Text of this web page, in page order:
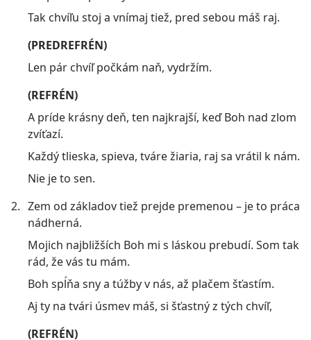
Tak chvíľu stoj a vnímaj tiež, pred sebou máš raj.
(PREDREFRÉN)
Len pár chvíľ počkám naň, vydržím.
(REFRÉN)
A príde krásny deň, ten najkrajší, keď Boh nad zlom
zvíťazí.
Každý tlieska, spieva, tváre žiaria, raj sa vrátil k nám.
Nie je to sen.
2. Zem od základov tiež prejde premenou – je to práca
nádherná.
Mojich najbližších Boh mi s láskou prebudí. Som tak
rád, že vás tu mám.
Boh spĺňa sny a túžby v nás, až plačem šťastím.
Aj ty na tvári úsmev máš, si šťastný z tých chvíľ,
(REFRÉN)